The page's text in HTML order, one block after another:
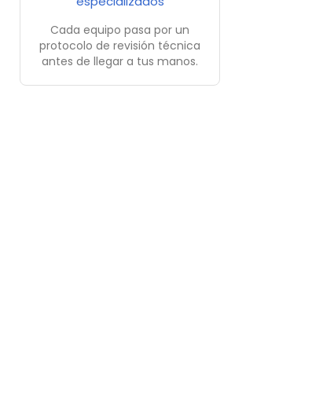
Cada equipo pasa por un
protocolo de revisión técnica
antes de llegar a tus manos.